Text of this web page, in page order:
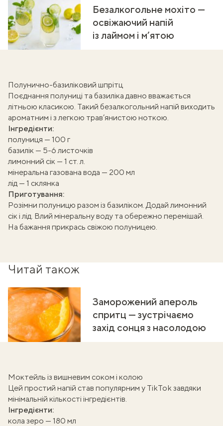
Безалкогольне мохіто —
освіжаючий напій
із лаймом і м’ятою
Полунично-базиліковий шпрітц
Поєднання полуниці та базиліка давно вважається
літньою класикою. Такий безалкогольний напій виходить
ароматним і з легкою трав’янистою ноткою.
Інгредієнти:
полуниця — 100 г
базилік — 5-6 листочків
лимонний сік — 1 ст. л.
мінеральна газована вода — 200 мл
лід — 1 склянка
Приготування:
Розімни полуницю разом із базиліком. Додай лимонний
сік і лід. Влий мінеральну воду та обережно перемішай.
На бажання прикрась свіжою полуницею.
Читай також
Заморожений апероль
спритц — зустрічаємо
захід сонця з насолодою
Моктейль із вишневим соком і колою
Цей простий напій став популярним у TikTok завдяки
мінімальній кількості інгредієнтів.
Інгредієнти:
кола зеро — 180 мл